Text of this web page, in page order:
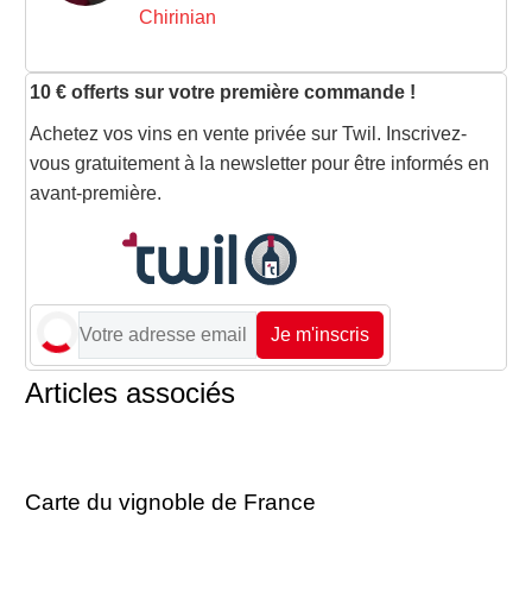
Chirinian
10 € offerts sur votre première commande !
Achetez vos vins en vente privée sur Twil. Inscrivez-
vous gratuitement à la newsletter pour être informés en
avant-première.
Je m'inscris
Articles associés
Carte du vignoble de France